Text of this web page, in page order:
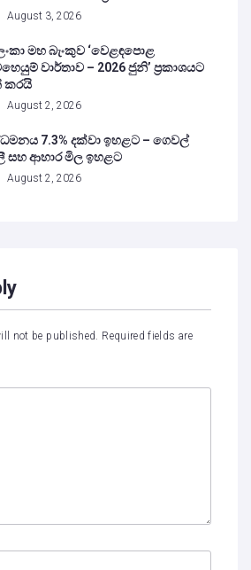
August 3, 2026
ලංකා මහ බැංකුව ‘වෙළඳපොළ
වාර්තාව – 2026 ජුනි’ ප්‍රකාශයට
කරයි
August 2, 2026
7.3% දක්වා ඉහළට – ගෙවල්
සහ ආහාර මිල ඉහළට
August 2, 2026
not be published. Required fields are